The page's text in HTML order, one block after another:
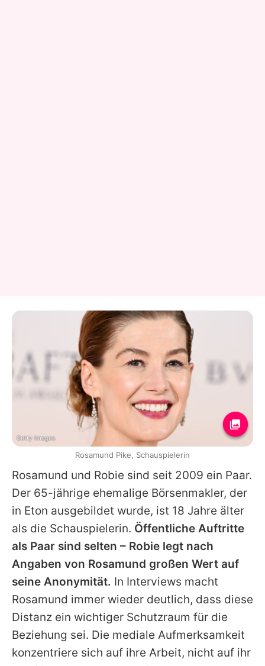
Rosamund und Robie sind seit 2009 ein Paar.
Der 65-jährige ehemalige Börsenmakler, der
in Eton ausgebildet wurde, ist 18 Jahre älter
als die Schauspielerin. Öffentliche Auftritte
als Paar sind selten – Robie legt nach
Angaben von Rosamund großen Wert auf
seine Anonymität. In Interviews macht
Rosamund immer wieder deutlich, dass diese
Distanz ein wichtiger Schutzraum für die
Beziehung sei. Die mediale Aufmerksamkeit
konzentriere sich auf ihre Arbeit, nicht auf ihr
Getty Images
Rosamund Pike, Schauspielerin